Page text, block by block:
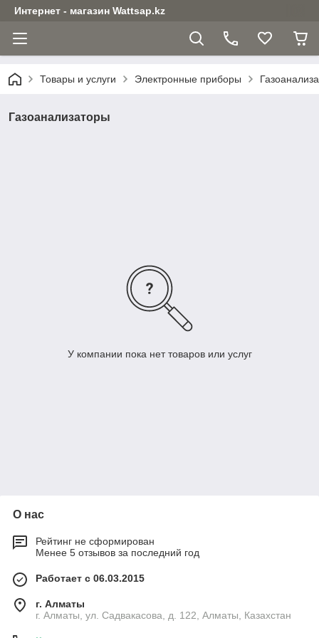
Интернет - магазин Wattsap.kz
Товары и услуги Электронные приборы
Газоанализаторы
У компании пока нет товаров или услуг
О нас
Рейтинг не сформирован
Менее 5 отзывов за последний год
Работает с 06.03.2015
г. Алматы
г. Алматы, ул. Садвакасова, д. 122, Алматы, Казахстан